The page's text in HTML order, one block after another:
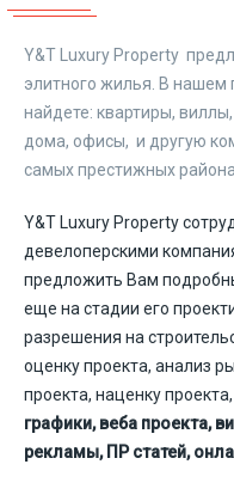
Y&T Luxury Property
элитного жилья. В нашем
найдете: квартиры,
дома, офисы, и другую
самых престижных
Y&T Luxury Property
девелоперскими
предложить Вам
еще на стадии его
разрешения на
оценку проекта, анализ
проекта, наценку проекта,
графики, веба проекта,
рекламы, ПР статей,